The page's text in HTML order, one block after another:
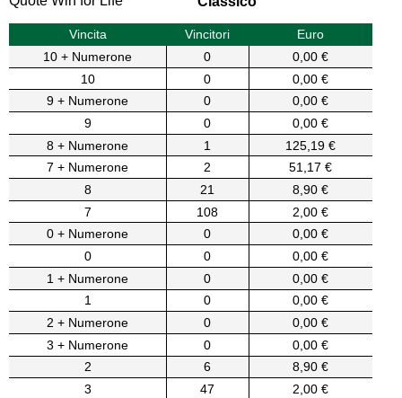
Vincita Vincitori
Euro
10 + Numerone
0
0,00 €
10
0
0,00 €
9 + Numerone
0
0,00 €
9
0
0,00 €
8 + Numerone
1
125,19 €
7 + Numerone
2
51,17 €
8
21
8,90 €
7
108
2,00 €
0 + Numerone
0
0,00 €
0
0
0,00 €
1 + Numerone
0
0,00 €
1
0
0,00 €
2 + Numerone
0
0,00 €
3 + Numerone
0
0,00 €
2
6
8,90 €
3
47 2,00 €